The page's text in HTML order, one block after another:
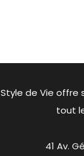
Style de Vie offre
tout
41 Av.